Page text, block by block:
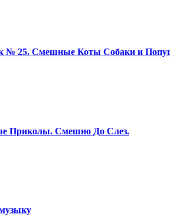
№ 25. Смешные Коты Собаки и
Приколы. Смешно До Слез.